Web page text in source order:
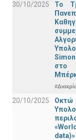
30/10/2025
Το
στο
20/10/2025
Οκτώ
data)»